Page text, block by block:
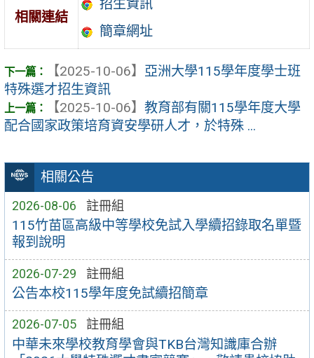
相關公告
2026-08-06 註冊組
115竹苗區高級中等學校免試入學續招錄取名單暨
報到說明
2026-07-29 註冊組
公告本校115學年度免試續招簡章
2026-07-05 註冊組
中華未來學校教育學會與TKB台灣知識庫合辦
相關連結
招生資訊
簡章網址
【2025-10-06】 亞洲大學115學年度學士班
特殊選才招生資訊
【2025-10-06】 教育部有關115學年度大學
配合國家政策培育資安學研人才，於特殊 ...